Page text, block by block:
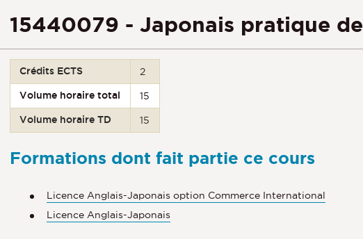
15440079 - Japonais pratique
Crédits ECTS 2
Volume horaire total 15
Volume horaire TD 15
Formations dont fait partie ce cours
Licence Anglais-Japonais option Commerce International
Licence Anglais-Japonais